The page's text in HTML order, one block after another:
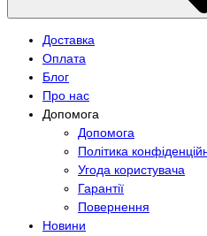
Доставка
Оплата
Блог
Про нас
Допомога
Допомога
Політика
Угода користувача
Гарантії
Повернення
Новини